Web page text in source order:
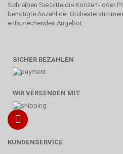
Schreiben Sie bitte die Konzert- oder
benötigte Anzahl der
entsprechendes Angebot.
SICHER BEZAHLEN
WIR VERSENDEN MIT
KUNDENSERVICE